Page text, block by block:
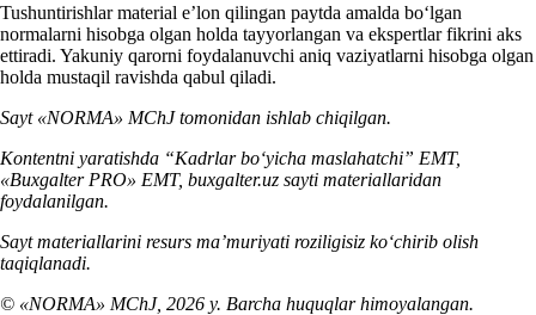
Tushuntirishlar material e’lon qilingan paytda amalda boʻlgan
normalarni hisobga olgan holda tayyorlangan va ekspertlar fikrini aks
ettiradi. Yakuniy qarorni foydalanuvchi aniq vaziyatlarni hisobga olgan
holda mustaqil ravishda qabul qiladi.
Sayt «NORMA» MChJ tomonidan ishlab chiqilgan.
Kontentni yaratishda “Kadrlar boʻyicha maslahatchi” EMT,
«Buxgalter PRO» EMT, buxgalter.uz sayti materiallaridan
foydalanilgan.
Sayt materiallarini resurs ma’muriyati roziligisiz koʻchirib olish
taqiqlanadi.
© «NORMA» MChJ, 2026 y. Barcha huquqlar himoyalangan.